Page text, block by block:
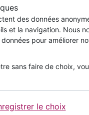
élements
EAN8712159211467
des données
et la navigation. Nous
pour améliorer
sans faire de choix,
le choix